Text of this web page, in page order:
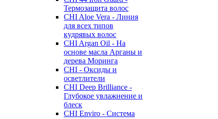
Термозащита волос
CHI Aloe Vera - Линия
для всех типов
кудрявых волос
CHI Argan Oil - На
основе масла Арганы и
дерева Моринга
CHI - Оксиды и
осветлители
CHI Deep Brilliance -
Глубокое увлажнение и
блеск
CHI Enviro - Система